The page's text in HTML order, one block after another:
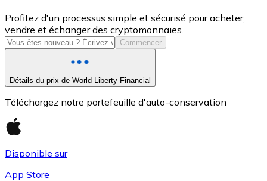
USDC
Profitez d'un processus simple et sécurisé pour acheter,
vendre et échanger des cryptomonnaies.
Commencer
Détails du prix de World Liberty Financial
Téléchargez notre portefeuille d'auto-conservation
Disponible sur
App Store